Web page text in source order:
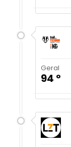
Geral
94 º